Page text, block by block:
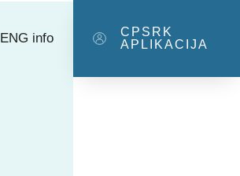
ENG info
CPSRK
APLIKACIJA